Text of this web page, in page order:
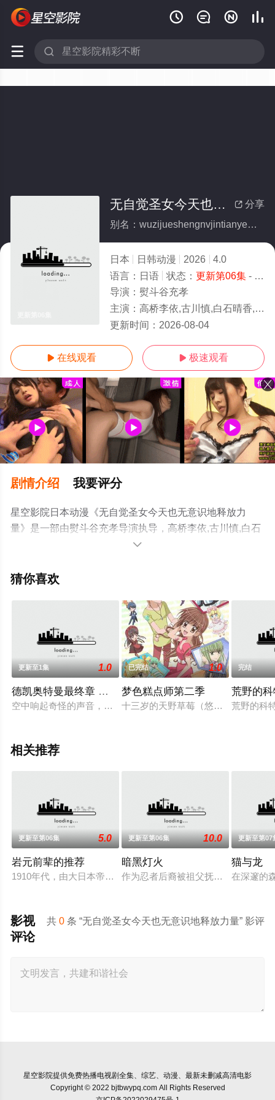
   
 
 分享
无自觉圣女今天也无意识地释放力量
别名：wuzijueshengnvjintianyewuyishidishifangliliang
日本 日韩动漫 2026
4.0
语言： 日语 状态： 更新第06集- 免费在线观看
导演： 熨斗谷充孝
主演： 高桥李依,古川慎,白石晴香,土岐隼一,田丸笃志,冈本信彦,宫本充,鸟海浩辅,集贝花,东地宏树,大原沙耶香
更新时间： 2026-08-04
 在线观看  极速观看
剧情介绍 我要评分
星空影院日本动漫《无自觉圣女今天也无意识地释放力
量》是一部由熨斗谷充孝导演执导，高桥李依,古川慎,白石
晴香,土岐隼一,田丸笃志,冈本信彦,宫本充,鸟海浩辅,集贝花,
费观看高清无删减完整版动漫全集就上星空影视，更多相

猜你喜欢
更新至1集 1.0
德凯奥特曼最终章 前往旅途的彼岸中配版
空中响起奇怪的声音，人们一个接一个地倒下，并最终消失。
已完结 1.0
梦色糕点师第二季
十三岁的天野草莓（悠木碧 配音）
完结
荒野的
荒野的科
相关推荐
更新至第06集 5.0
岩元前辈的推荐
1910年代，由大日本帝国陆军设立的学校——陆军栖凤中学。这
更新至第06集 10.0
暗黑灯火
作为忍者后裔被祖父抚养长大、拥有
更新至第07
猫与龙
在深邃的
共0 条 “无自觉圣女今天也无意识地释放力量” 影评
影视
评论
星空影院提供免费热播电视剧全集、综艺、动漫、最新未删减高清电影
Copyright © 2022 bjtbwypq.com All Rights Reserved